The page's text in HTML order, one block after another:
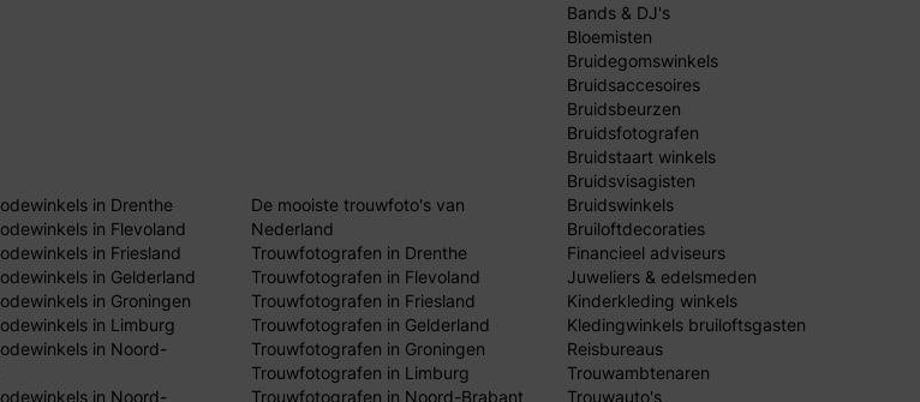
in Drenthe
in Flevoland
in Friesland
in Gelderland
in Groningen
in Limburg
in Noord-
in Noord-
De mooiste trouwfoto's van
Nederland
Trouwfotografen in Drenthe
Trouwfotografen in Flevoland
Trouwfotografen in Friesland
Trouwfotografen in Gelderland
Trouwfotografen in Groningen
Trouwfotografen in Limburg
Trouwfotografen in Noord-Brabant
Bands & DJ's
Bloemisten
Bruidegomswinkels
Bruidsaccesoires
Bruidsbeurzen
Bruidsfotografen
Bruidstaart winkels
Bruidsvisagisten
Bruidswinkels
Bruiloftdecoraties
Financieel adviseurs
Juweliers & edelsmeden
Kinderkleding winkels
Kledingwinkels bruiloftsgasten
Reisbureaus
Trouwambtenaren
Trouwauto's